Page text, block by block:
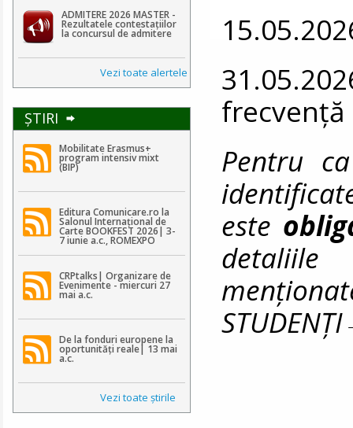
ADMITERE 2026 MASTER -
Rezultatele contestaţiilor
la concursul de admitere
Vezi toate alertele
ŞTIRI
Mobilitate Erasmus+
program intensiv mixt
(BIP)
Editura Comunicare.ro la
Salonul Internațional de
Carte BOOKFEST 2026| 3-
7 iunie a.c., ROMEXPO
CRPtalks| Organizare de
Evenimente - miercuri 27
mai a.c.
De la fonduri europene la
oportunități reale| 13 mai
a.c.
Vezi toate ştirile
Pentru
este